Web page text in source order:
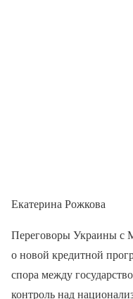
Екатерина Рожкова
Переговоры Украины
о новой кредитной
спора между
контроль над